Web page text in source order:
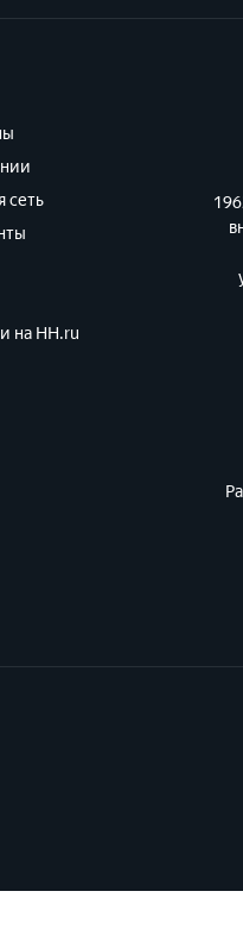
сеть
на HH.ru